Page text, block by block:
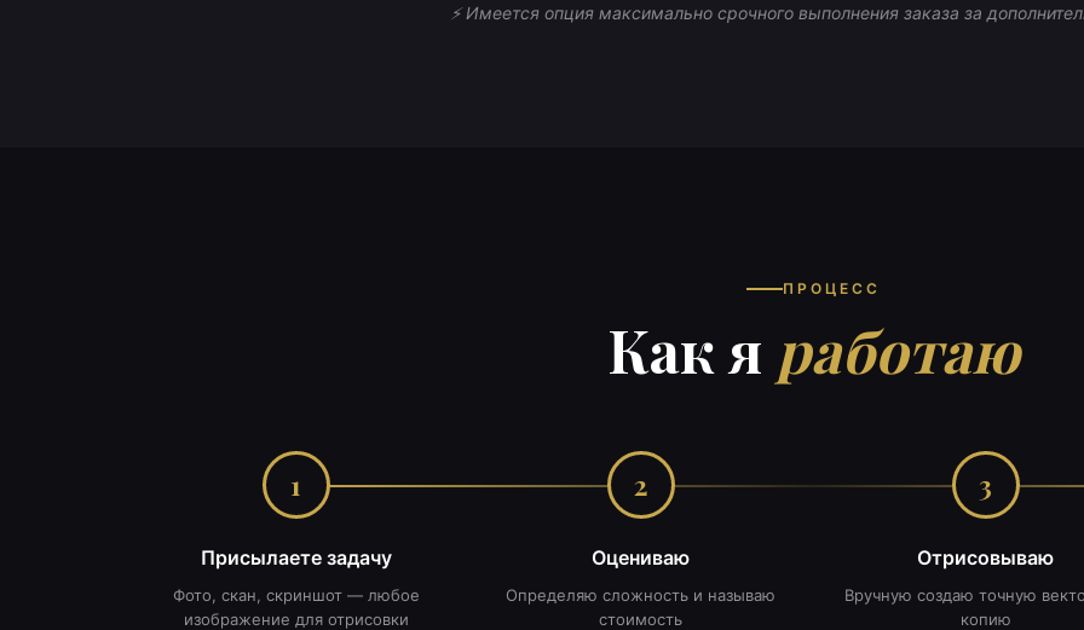
⚡ Имеется опция максимально срочного выполнения заказа за
ПРОЦЕСС
Как я работаю
1
Присылаете задачу
Фото, скан, скриншот — любое
изображение для отрисовки
2
Оцениваю
Определяю сложность и называю
стоимость
3
Отрисовываю
Вручную создаю точную
копию